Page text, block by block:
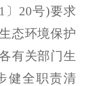
〕 20号)要求
态环境保护
有关部门生
健全职责清